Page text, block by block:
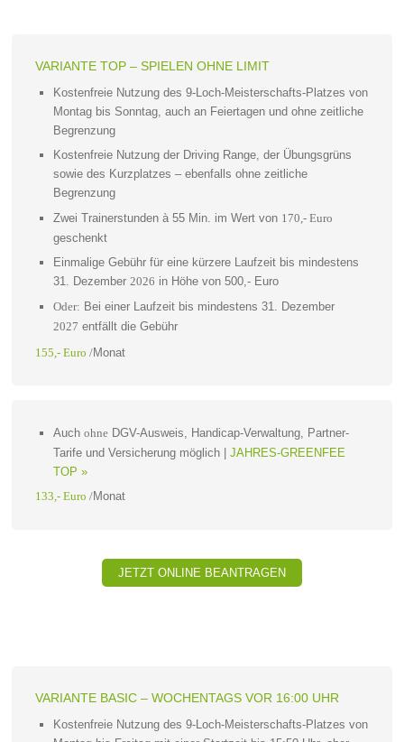
VARIANTE TOP – SPIELEN OHNE LIMIT
Kostenfreie Nutzung des 9-Loch-Meisterschafts-Platzes von
Montag bis Sonntag, auch an Feiertagen und ohne zeitliche
Begrenzung
Kostenfreie Nutzung der Driving Range, der Übungsgrüns
sowie des Kurzplatzes – ebenfalls ohne zeitliche
Begrenzung
Zwei Trainerstunden à 55 Min. im Wert von 170,- Euro
geschenkt
Einmalige Gebühr für eine kürzere Laufzeit bis mindestens
31. Dezember2026 in Höhe von 500,- Euro
Oder: Bei einer Laufzeit bis mindestens 31. Dezember
2027 entfällt die Gebühr
155,- Euro /Monat
Auchohne DGV-Ausweis, Handicap-Verwaltung, Partner-
Tarife und Versicherung möglich |JAHRES-GREENFEE
TOP »
133,- Euro /Monat
JETZT ONLINE BEANTRAGEN
VARIANTE BASIC – WOCHENTAGS VOR 16:00 UHR
Kostenfreie Nutzung des 9-Loch-Meisterschafts-Platzes von